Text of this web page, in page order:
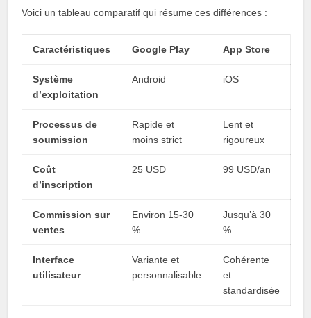
Voici un tableau comparatif qui résume ces différences :
Caractéristiques Google Play App Store
Système
d’exploitation
Android iOS
Processus de
soumission
Rapide et
moins strict
Lent et
rigoureux
Coût
d’inscription
25 USD 99 USD/an
Commission sur
ventes
Environ 15-30
%
Jusqu’à 30
%
Interface
utilisateur
Variante et
personnalisable
Cohérente
et
standardisée